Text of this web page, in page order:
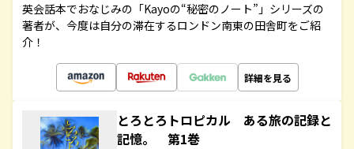
英会話本でおなじみの「Kayoの“秘密のノート”」シリーズの
著者が、今度は自分の滞在するロンドン南東の田舎町をご紹
介！
詳細を見る
とろとろトロピカル ある旅の記録と
記憶。 第1巻